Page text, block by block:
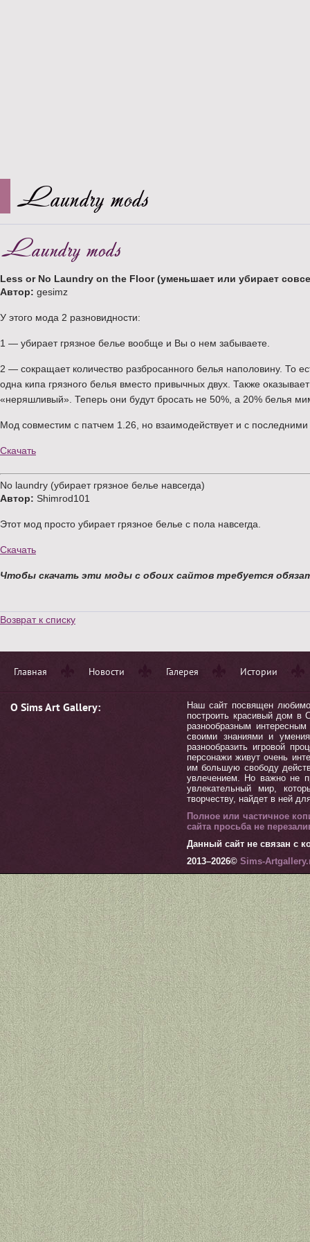
Laundry mods
Laundry mods
Less or No Laundry on the Floor (уменьшает или убирает
Автор: gesimz
У этого мода 2 разновидности:
1 — убирает грязное белье вообще и Вы о нем забываете.
2 — сокращает количество разбросанного белья наполовину. То
одна кипа грязного белья вместо привычных двух. Также
«неряшливый». Теперь они будут бросать не 50%, а 20% белья
Мод совместим с патчем 1.26, но взаимодействует и с
Скачать
No laundry (убирает грязное белье навсегда)
Автор: Shimrod101
Этот мод просто убирает грязное белье с пола навсегда.
Скачать
Чтобы скачать эти моды с обоих сайтов требуется
Возврат к списку
Главная Новости Галерея Истории
О Sims Art Gallery:
Наш сайт посвящен
построить красивый дом в
разнообразным
своими знаниями и
разнообразить игровой
персонажи живут очень
им большую свободу
увлечением. Но важно не
увлекательный мир,
творчеству, найдет в ней
Полное или частичное
сайта просьба не
Данный сайт не связан с
2013–2026© Sims-